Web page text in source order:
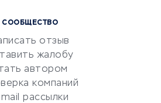
работы
СООБЩЕСТВО
отзыв
жалобу
автором
компаний
mail рассылки